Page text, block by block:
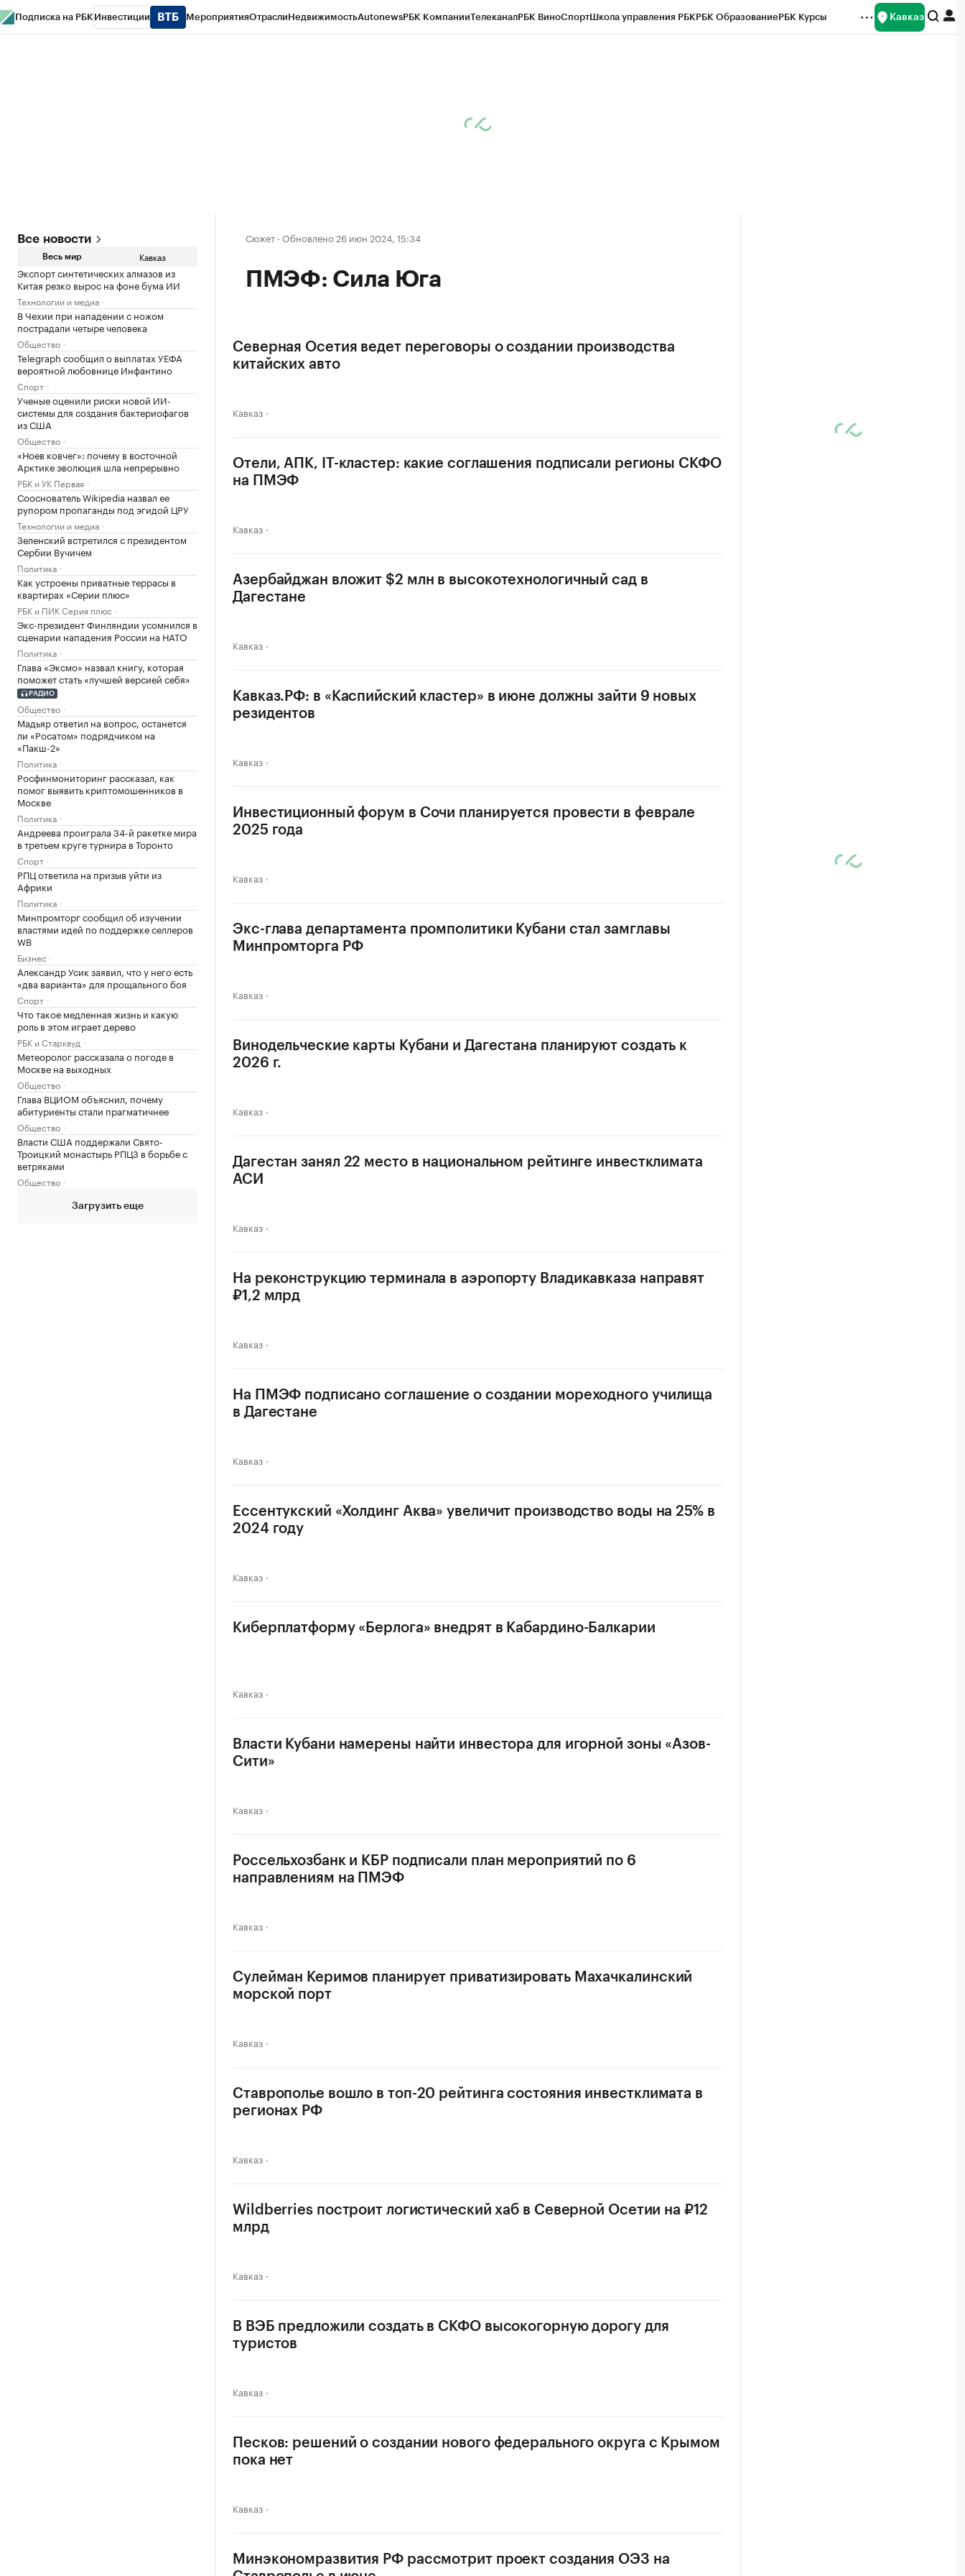
Подписка на РБК Инвестиции МероприятияОтраслиНедвижимостьAutonewsРБК КомпанииТелеканалРБК ВиноСпортШкола управления РБКРБК ОбразованиеРБК Курсы Кавказ
Все новости
Весь мир Кавказ
Экспорт синтетических алмазов из
Китая резко вырос на фоне бума ИИ
Технологии и медиа
В Чехии при нападении с ножом
пострадали четыре человека
Общество
Telegraph сообщил о выплатах УЕФА
вероятной любовнице Инфантино
Спорт
Ученые оценили риски новой ИИ-
системы для создания бактериофагов
из США
Общество
«Ноев ковчег»: почему в восточной
Арктике эволюция шла непрерывно
РБК и УК Первая
Сооснователь Wikipedia назвал ее
рупором пропаганды под эгидой ЦРУ
Технологии и медиа
Зеленский встретился с президентом
Сербии Вучичем
Политика
Как устроены приватные террасы в
квартирах «Серии плюс»
РБК и ПИК Серия плюс
Экс-президент Финляндии усомнился в
сценарии нападения России на НАТО
Политика
Глава «Эксмо» назвал книгу, которая
поможет стать «лучшей версией себя»
РАДИО
Общество
Мадьяр ответил на вопрос, останется
ли «Росатом» подрядчиком на
«Пакш-2»
Политика
Росфинмониторинг рассказал, как
помог выявить криптомошенников в
Москве
Политика
Андреева проиграла 34-й ракетке мира
в третьем круге турнира в Торонто
Спорт
РПЦ ответила на призыв уйти из
Африки
Политика
Минпромторг сообщил об изучении
властями идей по поддержке селлеров
WB
Бизнес
Александр Усик заявил, что у него есть
«два варианта» для прощального боя
Спорт
Что такое медленная жизнь и какую
роль в этом играет дерево
РБК и Старквуд
Метеоролог рассказала о погоде в
Москве на выходных
Общество
Глава ВЦИОМ объяснил, почему
абитуриенты стали прагматичнее
Общество
Власти США поддержали Свято-
Троицкий монастырь РПЦЗ в борьбе с
ветряками
Общество
Загрузить еще
Сюжет · Обновлено 26 июн 2024, 15:34
ПМЭФ: Сила Юга
Северная Осетия ведет переговоры о создании производства
китайских авто
Кавказ
Отели, АПК, IT-кластер: какие соглашения подписали регионы СКФО
на ПМЭФ
Кавказ
Азербайджан вложит $2 млн в высокотехнологичный сад в
Дагестане
Кавказ
Кавказ.РФ: в «Каспийский кластер» в июне должны зайти 9 новых
резидентов
Кавказ
Инвестиционный форум в Сочи планируется провести в феврале
2025 года
Кавказ
Экс-глава департамента промполитики Кубани стал замглавы
Минпромторга РФ
Кавказ
Винодельческие карты Кубани и Дагестана планируют создать к
2026 г.
Кавказ
Дагестан занял 22 место в национальном рейтинге инвестклимата
АСИ
Кавказ
На реконструкцию терминала в аэропорту Владикавказа направят
₽1,2 млрд
Кавказ
На ПМЭФ подписано соглашение о создании мореходного училища
в Дагестане
Кавказ
Ессентукский «Холдинг Аква» увеличит производство воды на 25% в
2024 году
Кавказ
Киберплатформу «Берлога» внедрят в Кабардино-Балкарии
Кавказ
Власти Кубани намерены найти инвестора для игорной зоны «Азов-
Сити»
Кавказ
Россельхозбанк и КБР подписали план мероприятий по 6
направлениям на ПМЭФ
Кавказ
Сулейман Керимов планирует приватизировать Махачкалинский
морской порт
Кавказ
Ставрополье вошло в топ-20 рейтинга состояния инвестклимата в
регионах РФ
Кавказ
Wildberries построит логистический хаб в Северной Осетии на ₽12
млрд
Кавказ
В ВЭБ предложили создать в СКФО высокогорную дорогу для
туристов
Кавказ
Песков: решений о создании нового федерального округа с Крымом
пока нет
Кавказ
Минэкономразвития РФ рассмотрит проект создания ОЭЗ на